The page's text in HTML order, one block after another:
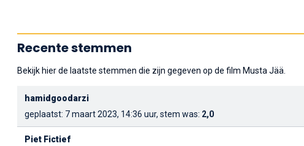
Recente stemmen
Bekijk hier de laatste stemmen die zijn gegeven op de film Musta Jää.
hamidgoodarzi
geplaatst: 7 maart 2023, 14:36 uur, stem was: 2,0
Piet Fictief